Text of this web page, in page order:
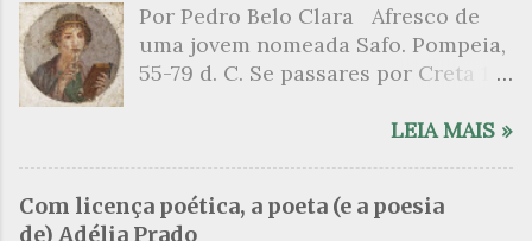
apresenta um conjunto de livros
nos quais os escritores se
desnudam, livros que dispensam o
tom. Christine Angot, até o presente
uma romancista francesa quase
desconhecida no Brasil embora
tenha sido autora de um livro
Por Pedro Belo Clara Afresco de
uma jovem nomeada Safo. Pompeia,
55-79 d. C. Se passares por Creta 1
grato é o pomar de macieiras e do
no meio dos ramos escorre a água,
LEIA MAIS »
Com licença poética, a poeta (e a poesia
de) Adélia Prado